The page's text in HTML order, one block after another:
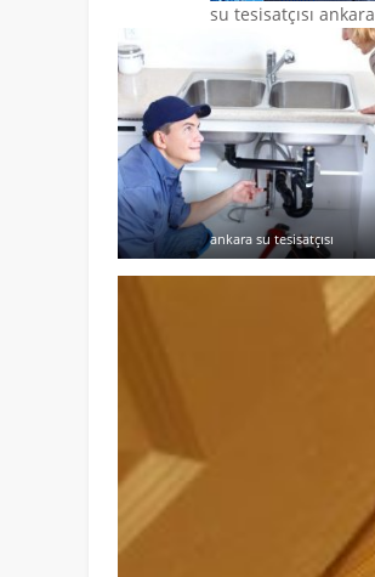
su tesisatçısı ankara
ankara su tesisatçısı